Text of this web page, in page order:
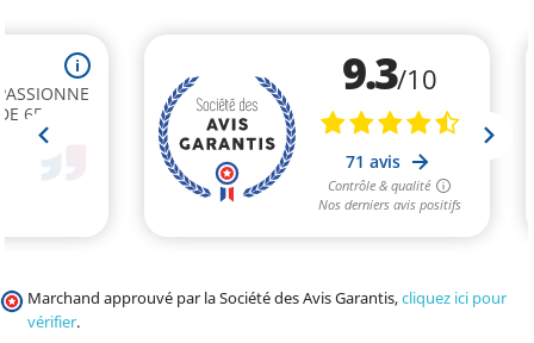
Marchand approuvé par la Société des Avis Garantis,cliquez ici pour
vérifier.